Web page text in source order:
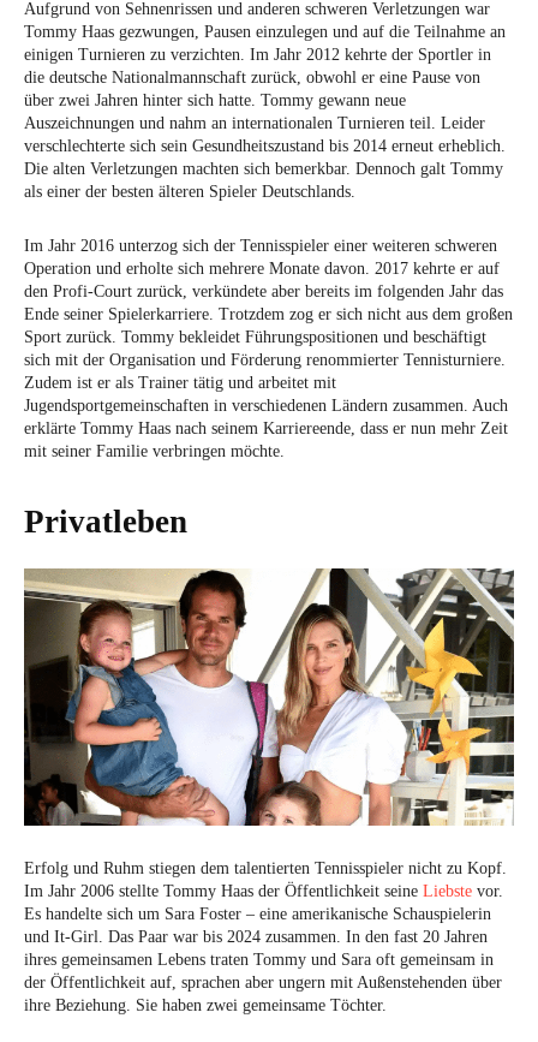
Aufgrund von Sehnenrissen und anderen schweren Verletzungen war
Tommy Haas gezwungen, Pausen einzulegen und auf die Teilnahme an
einigen Turnieren zu verzichten. Im Jahr 2012 kehrte der Sportler in
die deutsche Nationalmannschaft zurück, obwohl er eine Pause von
über zwei Jahren hinter sich hatte. Tommy gewann neue
Auszeichnungen und nahm an internationalen Turnieren teil. Leider
verschlechterte sich sein Gesundheitszustand bis 2014 erneut erheblich.
Die alten Verletzungen machten sich bemerkbar. Dennoch galt Tommy
als einer der besten älteren Spieler Deutschlands.
Im Jahr 2016 unterzog sich der Tennisspieler einer weiteren schweren
Operation und erholte sich mehrere Monate davon. 2017 kehrte er auf
den Profi-Court zurück, verkündete aber bereits im folgenden Jahr das
Ende seiner Spielerkarriere. Trotzdem zog er sich nicht aus dem großen
Sport zurück. Tommy bekleidet Führungspositionen und beschäftigt
sich mit der Organisation und Förderung renommierter Tennisturniere.
Zudem ist er als Trainer tätig und arbeitet mit
Jugendsportgemeinschaften in verschiedenen Ländern zusammen. Auch
erklärte Tommy Haas nach seinem Karriereende, dass er nun mehr Zeit
mit seiner Familie verbringen möchte.
Privatleben
Erfolg und Ruhm stiegen dem talentierten Tennisspieler nicht zu Kopf.
Im Jahr 2006 stellte Tommy Haas der Öffentlichkeit seine Liebste vor.
Es handelte sich um Sara Foster – eine amerikanische Schauspielerin
und It-Girl. Das Paar war bis 2024 zusammen. In den fast 20 Jahren
ihres gemeinsamen Lebens traten Tommy und Sara oft gemeinsam in
der Öffentlichkeit auf, sprachen aber ungern mit Außenstehenden über
ihre Beziehung. Sie haben zwei gemeinsame Töchter.